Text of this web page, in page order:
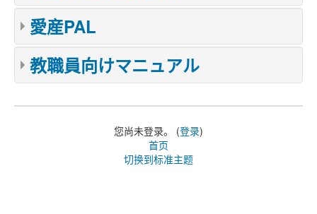
愛産PAL
教職員向けマニュアル
您尚未登录。 (登录)
首页
切换到标准主题